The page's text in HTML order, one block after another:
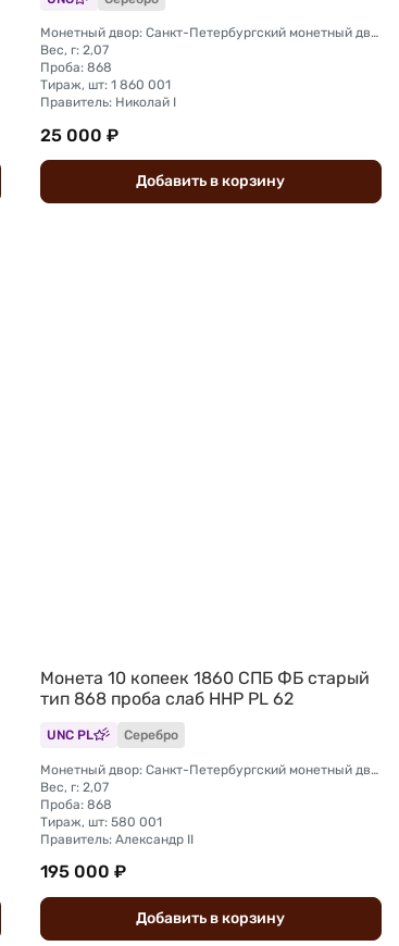
Монетный двор: Санкт-Петербургский монетный двор
Вес, г: 2,07
Проба: 868
Тираж, шт: 1 860 001
Правитель: Николай I
25 000 ₽
Добавить в корзину
Монета 10 копеек 1860 СПБ ФБ старый
тип 868 проба слаб ННР PL 62
UNC PL Серебро
Монетный двор: Санкт-Петербургский монетный двор
Вес, г: 2,07
Проба: 868
Тираж, шт: 580 001
Правитель: Александр II
195 000 ₽
Добавить в корзину